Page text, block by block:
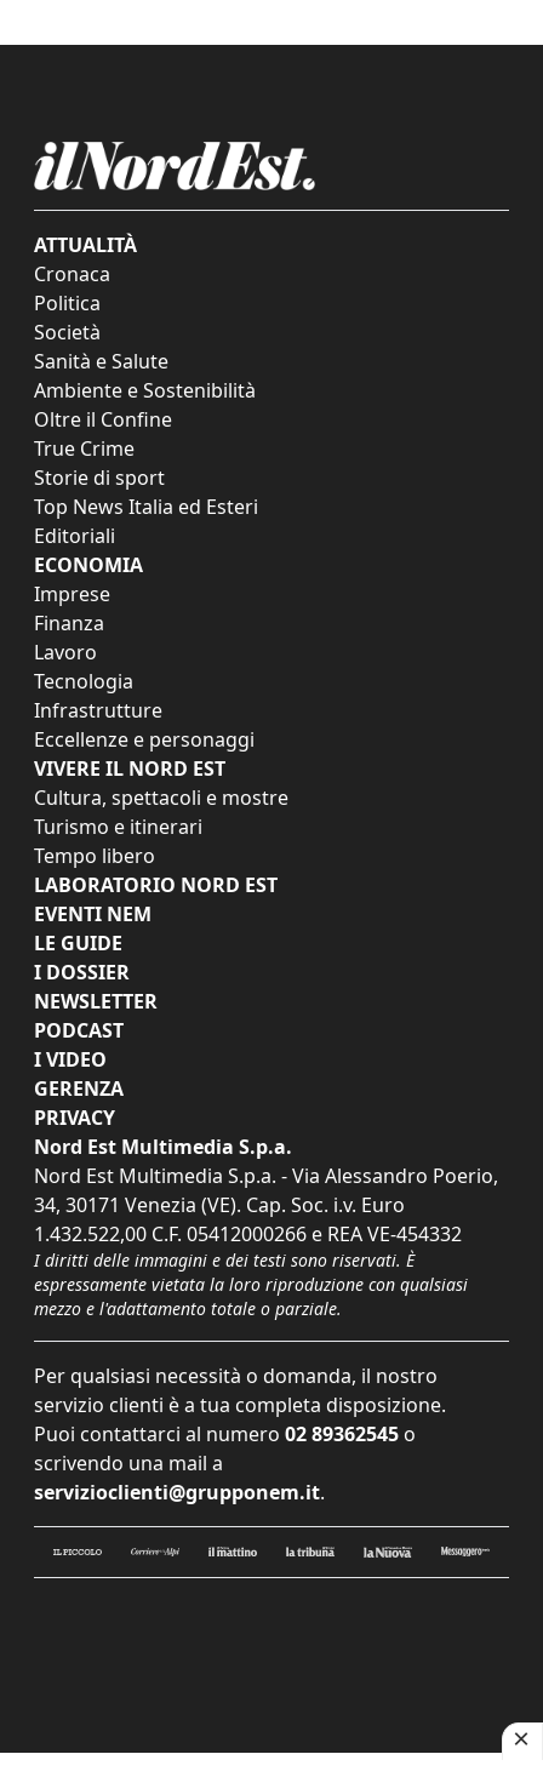
ATTUALITÀ
Cronaca
Politica
Società
Sanità e Salute
Ambiente e Sostenibilità
Oltre il Confine
True Crime
Storie di sport
Top News Italia ed Esteri
Editoriali
ECONOMIA
Imprese
Finanza
Lavoro
Tecnologia
Infrastrutture
Eccellenze e personaggi
VIVERE IL NORD EST
Cultura, spettacoli e mostre
Turismo e itinerari
Tempo libero
LABORATORIO NORD EST
EVENTI NEM
LE GUIDE
I DOSSIER
NEWSLETTER
PODCAST
I VIDEO
GERENZA
PRIVACY
Nord Est Multimedia S.p.a.
Nord Est Multimedia S.p.a. - Via Alessandro Poerio,
34, 30171 Venezia (VE). Cap. Soc. i.v. Euro
1.432.522,00 C.F. 05412000266 e REA VE-454332
I diritti delle immagini e dei testi sono riservati. È
espressamente vietata la loro riproduzione con qualsiasi
mezzo e l'adattamento totale o parziale.
Per qualsiasi necessità o domanda, il nostro
servizio clienti è a tua completa disposizione.
Puoi contattarci al numero 02 89362545 o
scrivendo una mail a
servizioclienti@grupponem.it.